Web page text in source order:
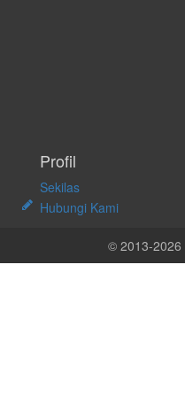
Profil
Sekilas
Hubungi Kami
© 2013-2026